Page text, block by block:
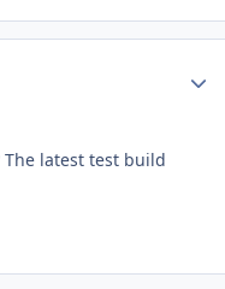
The latest test build